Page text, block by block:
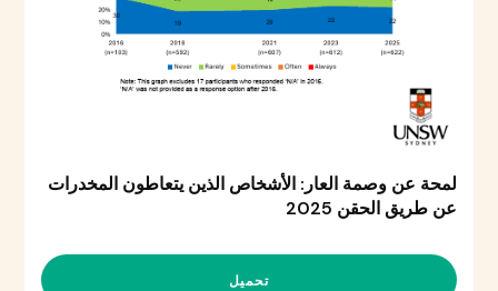
لمحة عن وصمة العار: الأشخاص الذين يتعاطون المخدرات
عن طريق الحقن 2025
تحميل